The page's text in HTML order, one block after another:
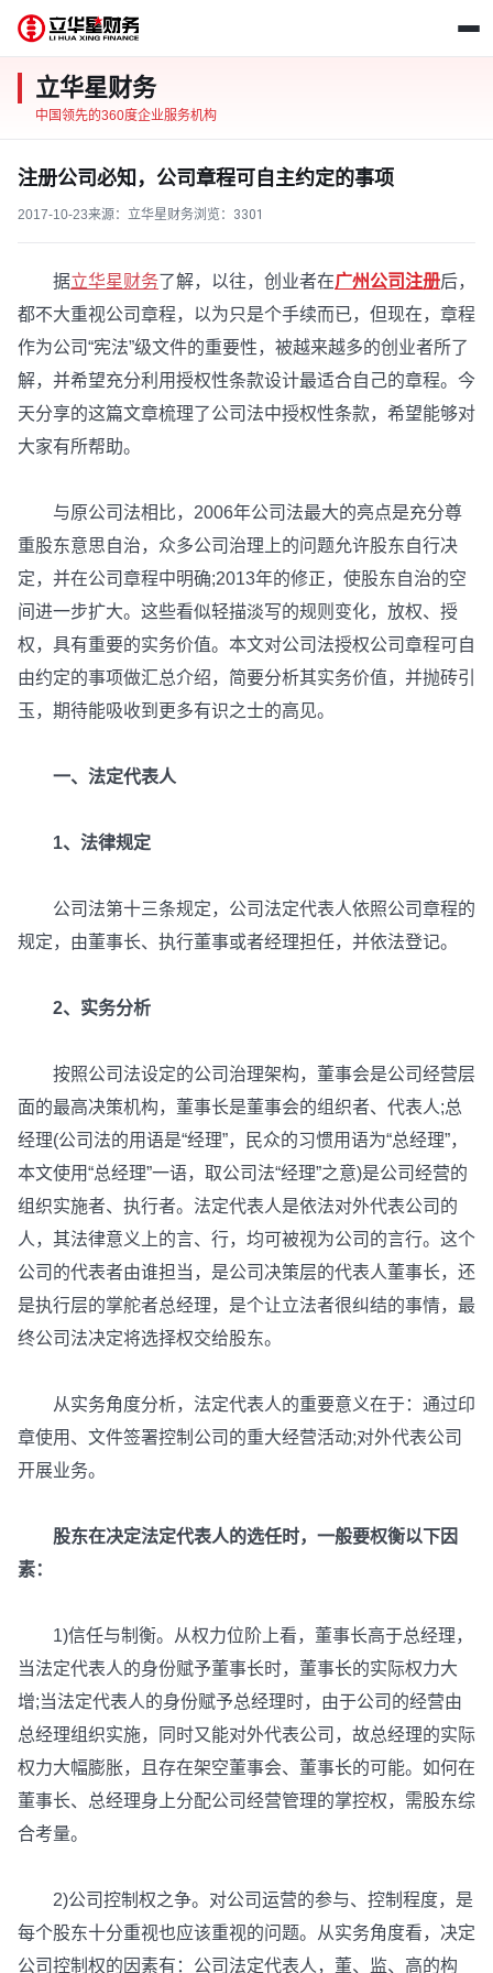
立华星财务
中国领先的360度企业服务机构
注册公司必知，公司章程可自主约定的事项
2017-10-23来源：立华星财务浏览： 3301
据立华星财务了解，以往，创业者在广州公司注册后，
都不大重视公司章程，以为只是个手续而已，但现在，章程
作为公司“宪法”级文件的重要性，被越来越多的创业者所了
解，并希望充分利用授权性条款设计最适合自己的章程。今
天分享的这篇文章梳理了公司法中授权性条款，希望能够对
大家有所帮助。
与原公司法相比，2006年公司法最大的亮点是充分尊
重股东意思自治，众多公司治理上的问题允许股东自行决
定，并在公司章程中明确;2013年的修正，使股东自治的空
间进一步扩大。这些看似轻描淡写的规则变化，放权、授
权，具有重要的实务价值。本文对公司法授权公司章程可自
由约定的事项做汇总介绍，简要分析其实务价值，并抛砖引
玉，期待能吸收到更多有识之士的高见。
一、法定代表人
1、法律规定
公司法第十三条规定，公司法定代表人依照公司章程的
规定，由董事长、执行董事或者经理担任，并依法登记。
2、实务分析
按照公司法设定的公司治理架构，董事会是公司经营层
面的最高决策机构，董事长是董事会的组织者、代表人;总
经理(公司法的用语是“经理”，民众的习惯用语为“总经理”，
本文使用“总经理”一语，取公司法“经理”之意)是公司经营的
组织实施者、执行者。法定代表人是依法对外代表公司的
人，其法律意义上的言、行，均可被视为公司的言行。这个
公司的代表者由谁担当，是公司决策层的代表人董事长，还
是执行层的掌舵者总经理，是个让立法者很纠结的事情，最
终公司法决定将选择权交给股东。
从实务角度分析，法定代表人的重要意义在于：通过印
章使用、文件签署控制公司的重大经营活动;对外代表公司
开展业务。
股东在决定法定代表人的选任时，一般要权衡以下因
素：
1)信任与制衡。从权力位阶上看，董事长高于总经理，
当法定代表人的身份赋予董事长时，董事长的实际权力大
增;当法定代表人的身份赋予总经理时，由于公司的经营由
总经理组织实施，同时又能对外代表公司，故总经理的实际
权力大幅膨胀，且存在架空董事会、董事长的可能。如何在
董事长、总经理身上分配公司经营管理的掌控权，需股东综
合考量。
2)公司控制权之争。对公司运营的参与、控制程度，是
每个股东十分重视也应该重视的问题。从实务角度看，决定
公司控制权的因素有：公司法定代表人，董、监、高的构